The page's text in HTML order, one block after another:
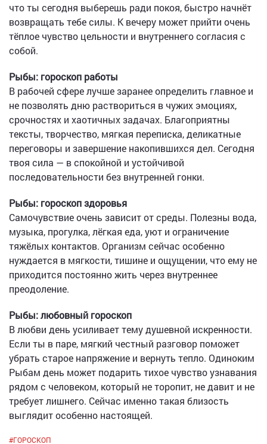
что ты сегодня выберешь ради покоя, быстро начнёт
возвращать тебе силы. К вечеру может прийти очень
тёплое чувство цельности и внутреннего согласия с
собой.
Рыбы: гороскоп работы
В рабочей сфере лучше заранее определить главное и
не позволять дню раствориться в чужих эмоциях,
срочностях и хаотичных задачах. Благоприятны
тексты, творчество, мягкая переписка, деликатные
переговоры и завершение накопившихся дел. Сегодня
твоя сила — в спокойной и устойчивой
последовательности без внутренней гонки.
Рыбы: гороскоп здоровья
Самочувствие очень зависит от среды. Полезны вода,
музыка, прогулка, лёгкая еда, уют и ограничение
тяжёлых контактов. Организм сейчас особенно
нуждается в мягкости, тишине и ощущении, что ему не
приходится постоянно жить через внутреннее
преодоление.
Рыбы: любовный гороскоп
В любви день усиливает тему душевной искренности.
Если ты в паре, мягкий честный разговор поможет
убрать старое напряжение и вернуть тепло. Одиноким
Рыбам день может подарить тихое чувство узнавания
рядом с человеком, который не торопит, не давит и не
требует лишнего. Сейчас именно такая близость
выглядит особенно настоящей.
#ГОРОСКОП